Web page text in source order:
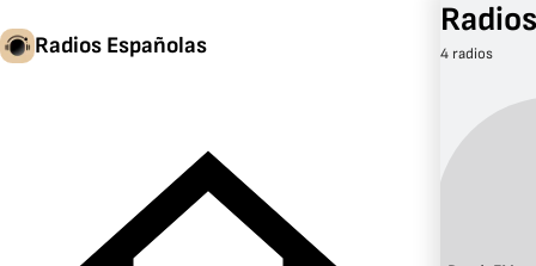
Radios Españolas 4 radios